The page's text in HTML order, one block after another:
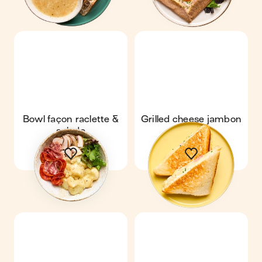
Bowl façon raclette &
salade
Grilled cheese jambon
fromage